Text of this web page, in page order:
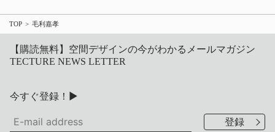
TOP 毛利嘉孝
【購読無料】空間デザインの今がわかるメールマガジン
TECTURE NEWS LETTER
今すぐ登録！▶